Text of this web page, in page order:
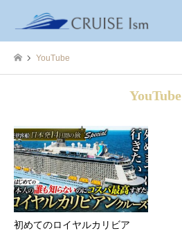
YouTube
YouTube
初めてのロイヤルカリビア